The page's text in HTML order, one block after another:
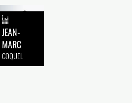
JEAN-
MARC
COQUEL